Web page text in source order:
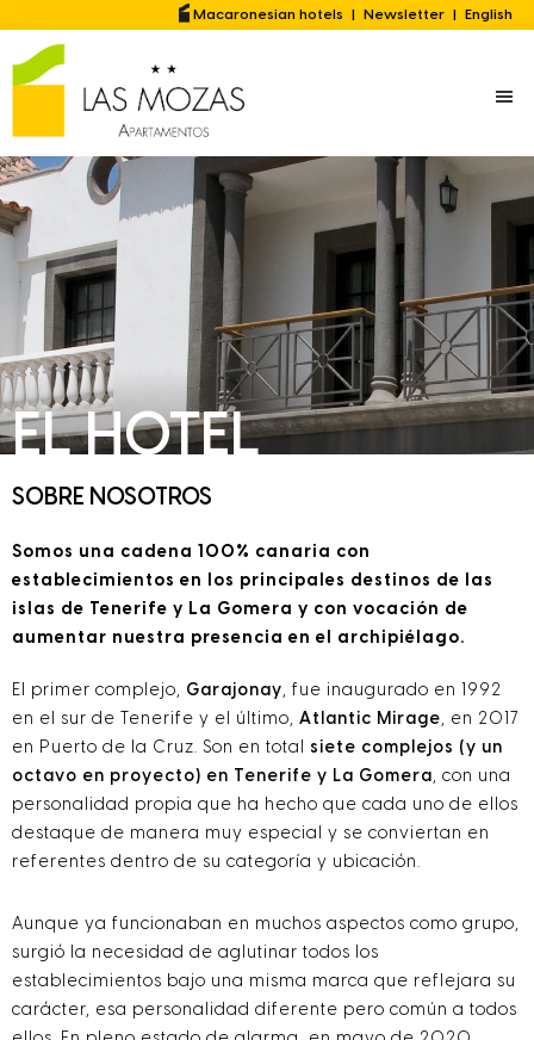
contenido
la
lateral
principal
Macaronesian hotels | Newsletter | English
EL HOTEL
SOBRE NOSOTROS
Somos una cadena 100% canaria con
establecimientos en los principales destinos de las
islas de Tenerife y La Gomera y con vocación de
aumentar nuestra presencia en el archipiélago.
El primer complejo, Garajonay, fue inaugurado en 1992
en el sur de Tenerife y el último, Atlantic Mirage, en 2017
en Puerto de la Cruz. Son en total siete complejos (y un
octavo en proyecto) en Tenerife y La Gomera, con una
personalidad propia que ha hecho que cada uno de ellos
destaque de manera muy especial y se conviertan en
referentes dentro de su categoría y ubicación.
Aunque ya funcionaban en muchos aspectos como grupo,
surgió la necesidad de aglutinar todos los
establecimientos bajo una misma marca que reflejara su
carácter, esa personalidad diferente pero común a todos